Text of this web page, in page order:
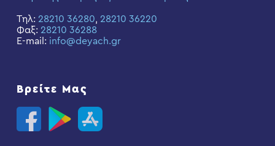
Τηλ: 28210 36280, 28210 36220
Φαξ: 28210 36288
E-mail: info@deyach.gr
Βρείτε Μας